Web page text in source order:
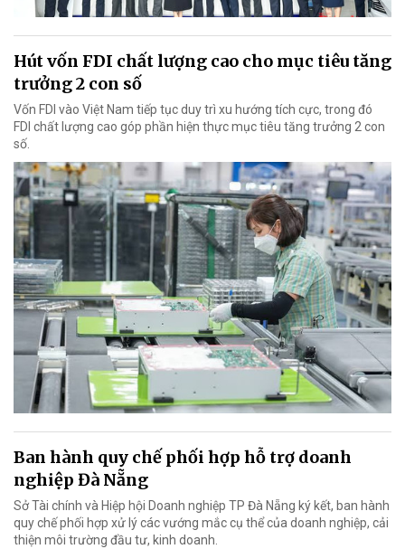
Hút vốn FDI chất lượng cao cho mục tiêu tăng
trưởng 2 con số
Vốn FDI vào Việt Nam tiếp tục duy trì xu hướng tích cực, trong đó
FDI chất lượng cao góp phần hiện thực mục tiêu tăng trưởng 2 con
số.
Ban hành quy chế phối hợp hỗ trợ doanh
nghiệp Đà Nẵng
Sở Tài chính và Hiệp hội Doanh nghiệp TP Đà Nẵng ký kết, ban hành
quy chế phối hợp xử lý các vướng mắc cụ thể của doanh nghiệp, cải
thiện môi trường đầu tư, kinh doanh.